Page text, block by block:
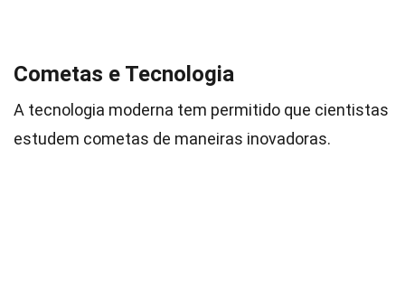
Cometas e Tecnologia
A tecnologia moderna tem permitido que cientistas
estudem cometas de maneiras inovadoras.